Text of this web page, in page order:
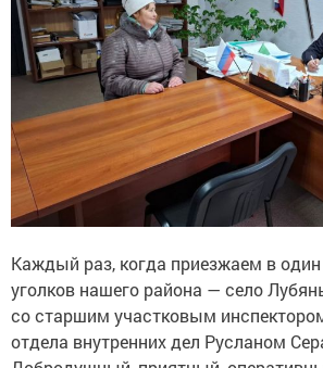
Каждый раз, когда приезжаем в
уголков нашего района — село
со старшим участковым
отдела внутренних дел Русланом